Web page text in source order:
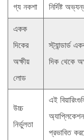
গ্য নকশা
নির্দিষ্ট
একক
দিকের
অক্ষীয়
লোড
স্ট্যান্ডার্ড
দিক থেকে
উচ্চ
নির্ভুলতা
এই
প্রভাবিত